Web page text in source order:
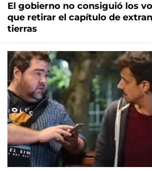
El gobierno no consiguió los
que retirar el capítulo de
tierras